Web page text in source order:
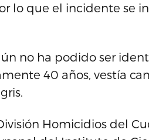
lo que el incidente se
no ha podido ser
40 años, vestía
Homicidios del